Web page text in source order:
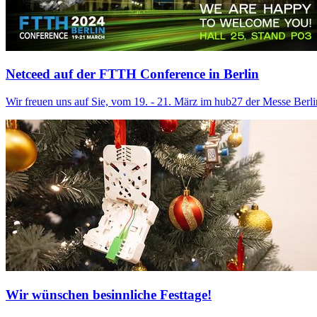
Netceed auf der FTTH Conference in Berlin
Wir freuen uns auf Sie, vom 19. - 21. März im hub27 der Messe
Wir wünschen besinnliche Festtage!